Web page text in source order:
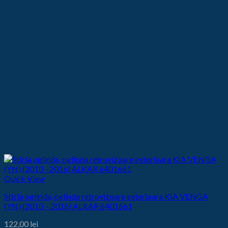
Quick View
Sticla oglinda, oglinda retrovizoare exterioara KIA VENGA
(YN) (2010 – 2016) ALKAR 6401661
122,00 lei